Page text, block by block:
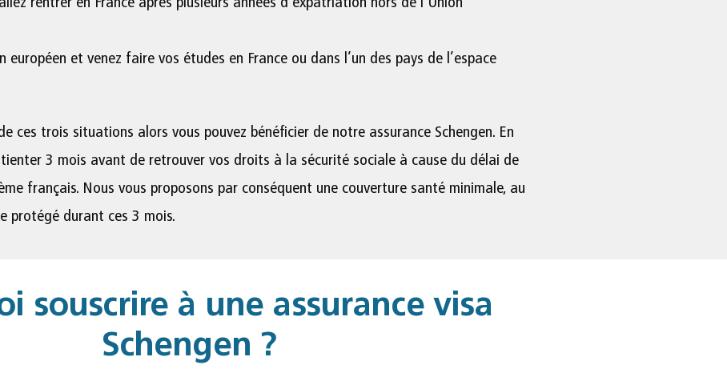
et venez faire vos études en France ou dans l’un des pays de l’espace
ces trois situations alors vous pouvez bénéficier de notre assurance Schengen. En
3 mois avant de retrouver vos droits à la sécurité sociale à cause du délai de
français. Nous vous proposons par conséquent une couverture santé minimale, au
protégé durant ces 3 mois.
souscrire à une assurance visa
Schengen ?